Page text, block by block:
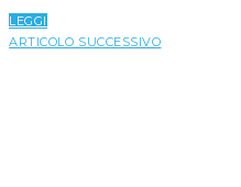
LEGGI
ARTICOLO SUCCESSIVO